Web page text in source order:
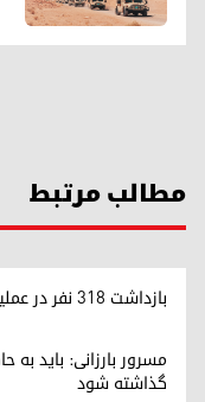
مطالب مرتبط
بازداشت ۳۱۸ نفر در عملیات امنیتی بغداد
مسرور بارزانی: باید
گذاشته شود